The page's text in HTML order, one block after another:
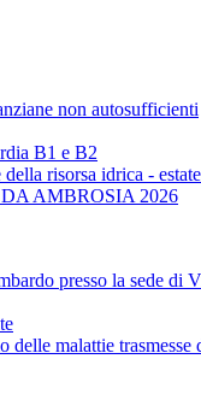
non autosufficienti
B1 e B2
risorsa idrica -
AMBROSIA 2026
presso la sede di
malattie